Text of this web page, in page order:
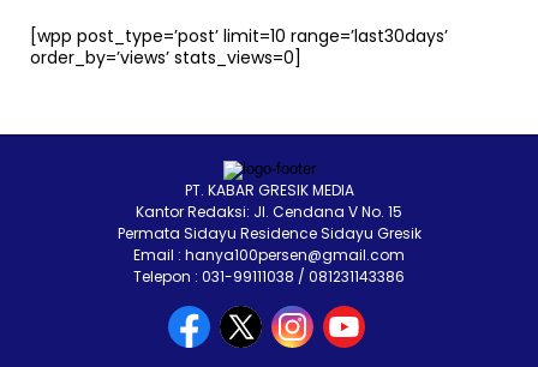
[wpp post_type=’post’ limit=10 range=’last30days’
order_by=’views’ stats_views=0]
PT. KABAR GRESIK MEDIA
Kantor Redaksi: Jl. Cendana V No. 15
Permata Sidayu Residence Sidayu Gresik
Email : hanya100persen@gmail.com
Telepon : 031-99111038 / 081231143386